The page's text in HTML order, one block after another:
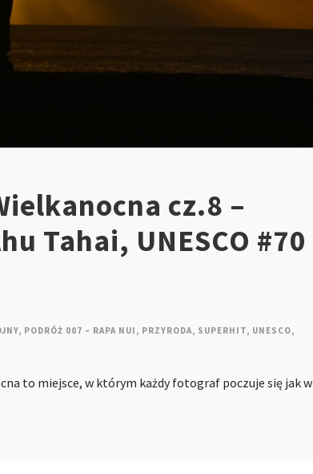
cz.8 –
Tahai, UNESCO #70
, PODRÓŻ 007 – RAPA NUI , PRZYRODA, SUPERHIT, UNESCO,
to miejsce, w którym każdy fotograf poczuje się jak w